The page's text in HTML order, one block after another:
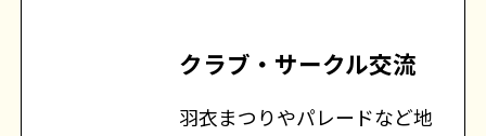
クラブ・サークル交流
羽衣まつりやパレードなど地